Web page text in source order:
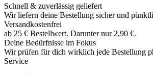
Schnell & zuverlässig geliefert
Wir liefern deine Bestellung sicher und
Versandkostenfrei
ab 25 € Bestellwert. Darunter nur 2,90 €.
Deine Bedürfnisse im Fokus
Wir prüfen für dich wirklich jede Bestellung
Service